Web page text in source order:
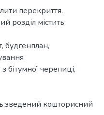
перекриття.
розділ містить:
будгенплан,
бітумної черепиці,
кошторисний